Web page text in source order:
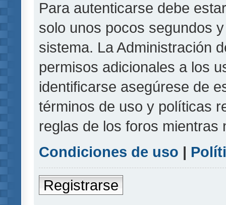
Para autenticarse debe
solo unos pocos segundos
sistema. La Administración
permisos adicionales a los
identificarse asegúrese de
términos de uso y políticas
reglas de los foros mientras
Condiciones de uso |
Registrarse